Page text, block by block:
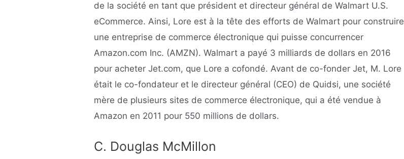
de la société en tant que président et directeur général de Walmart U.S.
eCommerce. Ainsi, Lore est à la tête des efforts de Walmart pour construire
une entreprise de commerce électronique qui puisse concurrencer
Amazon.com Inc. (AMZN). Walmart a payé 3 milliards de dollars en 2016
pour acheter Jet.com, que Lore a cofondé. Avant de co-fonder Jet, M. Lore
était le co-fondateur et le directeur général (CEO) de Quidsi, une société
mère de plusieurs sites de commerce électronique, qui a été vendue à
Amazon en 2011 pour 550 millions de dollars.
C. Douglas McMillon